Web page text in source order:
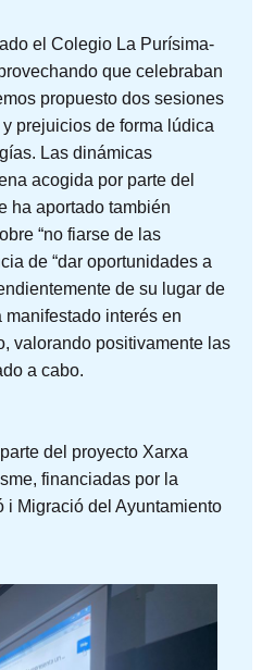
el Colegio La Purísima-
que celebraban
propuesto dos sesiones
prejuicios de forma lúdica
Las dinámicas
acogida por parte del
ha aportado también
“no fiarse de las
de “dar oportunidades a
de su lugar de
manifestado interés en
valorando positivamente las
a cabo.
del proyecto Xarxa
financiadas por la
Migració del Ayuntamiento